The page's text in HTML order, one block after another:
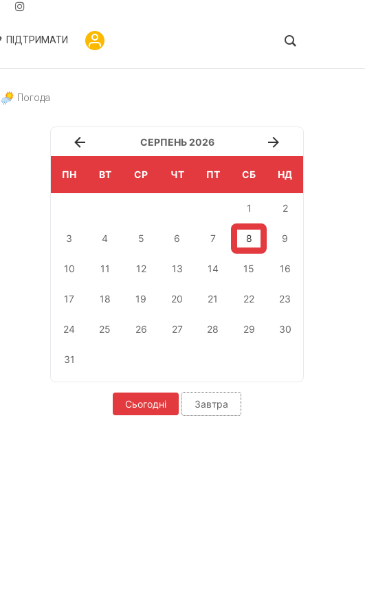
ПІДТРИМАТИ
Погода
СЕРПЕНЬ 2026
ПН ВТ СР ЧТ ПТ СБ НД
1 2
3 4 5 6 7 8 9
10 11 12 13 14 15 16
17 18 19 20 21 22 23
24 25 26 27 28 29 30
31
Сьогодні Завтра